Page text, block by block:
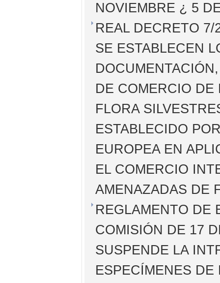
NOVIEMBRE ¿ 5
REAL DECRETO
SE ESTABLECEN
DE COMERCIO DE
FLORA
ESTABLECIDO
EUROPEA EN
EL COMERCIO
AMENAZADAS DE
REGLAMENTO DE
COMISIÓN DE 17
SUSPENDE LA
ESPECÍMENES